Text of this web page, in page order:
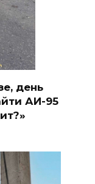
день
АИ-95